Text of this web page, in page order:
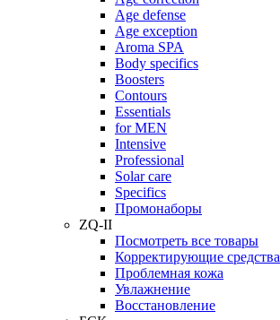
Age defense
Age exception
Aroma SPA
Body specifics
Boosters
Contours
Essentials
for MEN
Intensive
Professional
Solar care
Specifics
Промонаборы
ZQ-II
Посмотреть все товары
Корректирующие средства
Проблемная кожа
Увлажнение
Восстановление